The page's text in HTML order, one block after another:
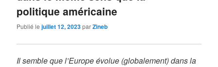
politique américaine
Publié lejuillet 12, 2023parZineb
Il semble que l’Europe évolue (globalement) dans la